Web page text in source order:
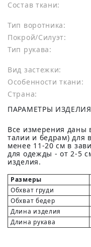
Состав ткани:
Тип воротника:
Покрой/Силуэт:
Тип рукава:
Вид застежки:
Особенности ткани:
Страна:
ПАРАМЕТРЫ ИЗДЕЛИЯ
Все измерения даны
талии и бедрам) для
менее 11-20 см в
для одежды - от 2-5
изделия.
Размеры
Обхват груди
Обхват бедер
Длина изделия
Длина рукава